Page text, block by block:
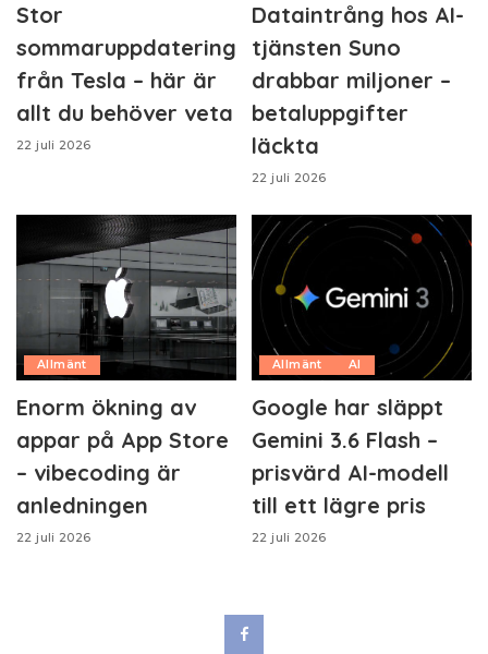
Stor
sommaruppdatering
från Tesla – här är
allt du behöver veta
22 juli 2026
Dataintrång hos AI-
tjänsten Suno
drabbar miljoner –
betaluppgifter
läckta
22 juli 2026
Allmänt
Enorm ökning av
appar på App Store
– vibecoding är
anledningen
22 juli 2026
Allmänt AI
Google har släppt
Gemini 3.6 Flash –
prisvärd AI-modell
till ett lägre pris
22 juli 2026